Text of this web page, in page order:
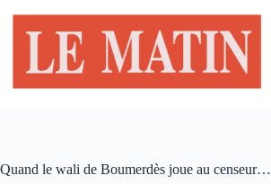
contenu
Quand le wali de Boumerdès joue au censeur…